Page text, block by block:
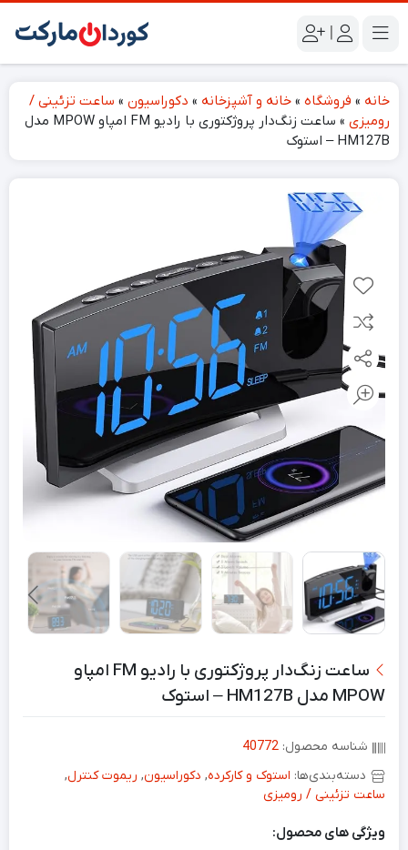
|
خانه » فروشگاه » خانه و آشپزخانه » دکوراسیون » ساعت تزئینی /
رومیزی »
ساعت زنگ‌دار پروژکتوری با رادیو FM امپاو MPOW مدل
HM127B – استوک
ساعت زنگ‌دار پروژکتوری با رادیو FM امپاو
MPOW مدل HM127B – استوک
شناسه محصول: 40772
دسته‌بندی‌ها: استوک و کارکرده, دکوراسیون, ریموت کنترل,
ساعت تزئینی / رومیزی
ویژگی های محصول: